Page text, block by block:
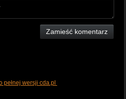
Zamieść komentarz
pełnej wersji cda.pl